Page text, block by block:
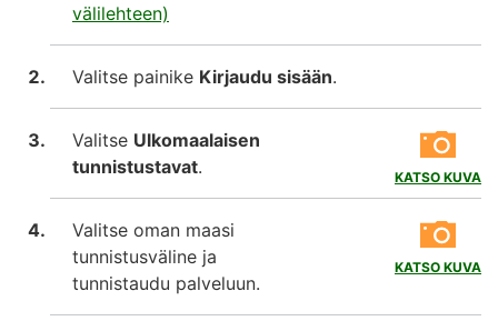
välilehteen)
Valitse painike Kirjaudu sisään.
KATSO KUVA
Valitse Ulkomaalaisen
tunnistustavat.
KATSO KUVA
Valitse oman maasi
tunnistusväline ja
tunnistaudu palveluun.